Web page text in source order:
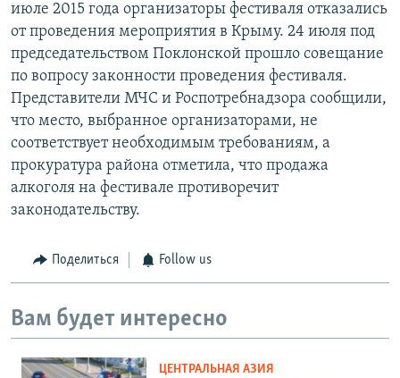
июле 2015 года организаторы фестиваля отказались
от проведения мероприятия в Крыму. 24 июля под
председательством Поклонской прошло совещание
по вопросу законности проведения фестиваля.
Представители МЧС и Роспотребнадзора сообщили,
что место, выбранное организаторами, не
соответствует необходимым требованиям, а
прокуратура района отметила, что продажа
алкоголя на фестивале противоречит
законодательству.
Поделиться Follow us
Вам будет интересно
ЦЕНТРАЛЬНАЯ АЗИЯ